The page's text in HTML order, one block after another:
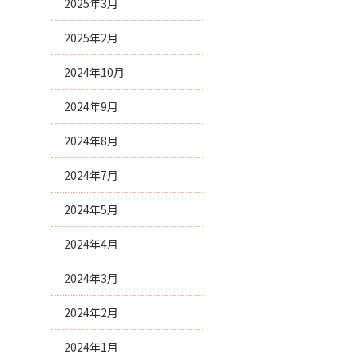
2025年3月
2025年2月
2024年10月
2024年9月
2024年8月
2024年7月
2024年5月
2024年4月
2024年3月
2024年2月
2024年1月